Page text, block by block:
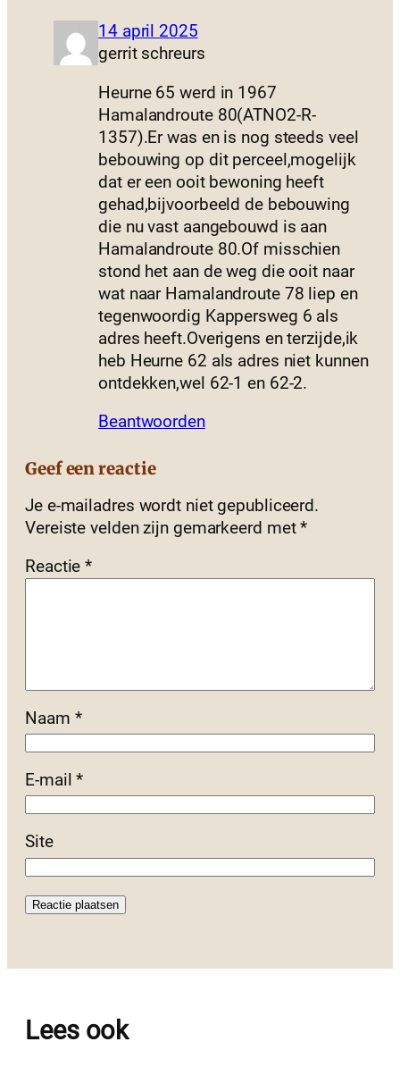
14 april 2025
gerrit schreurs
Heurne 65 werd in 1967
Hamalandroute 80(ATNO2-R-
1357).Er was en is nog steeds veel
bebouwing op dit perceel,mogelijk
dat er een ooit bewoning heeft
gehad,bijvoorbeeld de bebouwing
die nu vast aangebouwd is aan
Hamalandroute 80.Of misschien
stond het aan de weg die ooit naar
wat naar Hamalandroute 78 liep en
tegenwoordig Kappersweg 6 als
adres heeft.Overigens en terzijde,ik
heb Heurne 62 als adres niet kunnen
ontdekken,wel 62-1 en 62-2.
Beantwoorden
Geef een reactie
Je e-mailadres wordt niet gepubliceerd.
Vereiste velden zijn gemarkeerd met*
Reactie*
Naam *
E-mail*
Site
Lees ook